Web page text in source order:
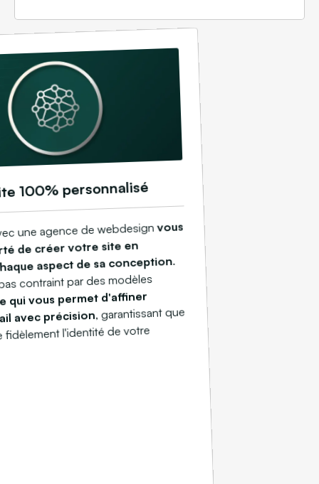
100% personnalisé
une agence de webdesignvous
de créer votre site en
aspect de sa conception.
contraint par des modèles
qui vous permet d'affiner
avec précision, garantissant que
fidèlement l'identité de votre